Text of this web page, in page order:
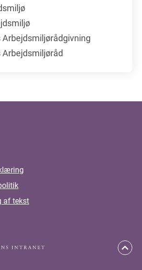
Arbejdsmiljørådgivning
Arbejdsmiljøråd
af tekst